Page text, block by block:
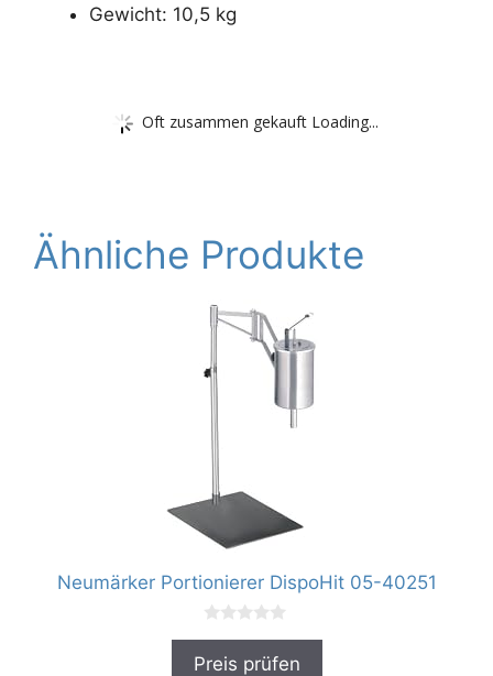
Gewicht: 10,5 kg
Oft zusammen gekauft Loading...
Ähnliche Produkte
Neumärker Portionierer DispoHit 05-40251
0
o
Preis prüfen